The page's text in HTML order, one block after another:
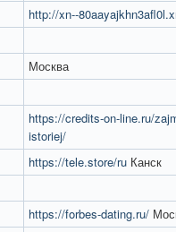
http://xn--
Москва
https://credits-on-line.ru/
istoriej/
https://tele.store/ru Канск
https://forbes-dating.ru/